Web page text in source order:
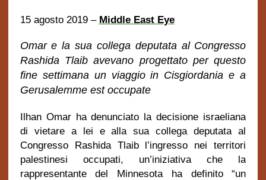
15 agosto 2019 – Middle East Eye
Omar e la sua collega deputata al Congresso
Rashida Tlaib avevano progettato per questo
fine settimana un viaggio in Cisgiordania e a
Gerusalemme est occupate
Ilhan Omar ha denunciato la decisione israeliana
di vietare a lei e alla sua collega deputata al
Congresso Rashida Tlaib l’ingresso nei territori
palestinesi occupati, un’iniziativa che la
rappresentante del Minnesota ha definito “un